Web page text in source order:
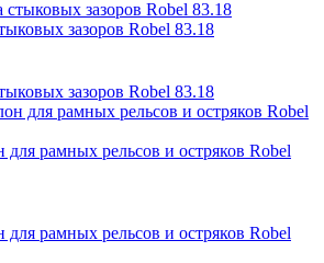
зазоров Robel 83.18
зазоров Robel 83.18
рамных рельсов и остряков Robel
рамных рельсов и остряков Robel